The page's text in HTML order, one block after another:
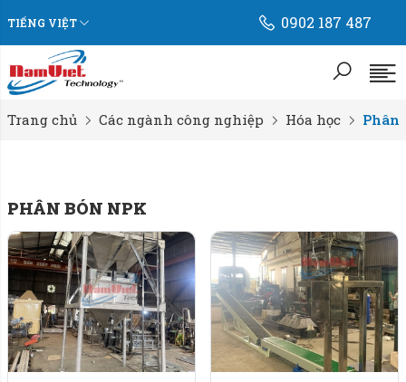
TIẾNG VIỆT 0902 187 487
Trang chủ Các ngành công nghiệp Hóa học Phân
PHÂN BÓN NPK